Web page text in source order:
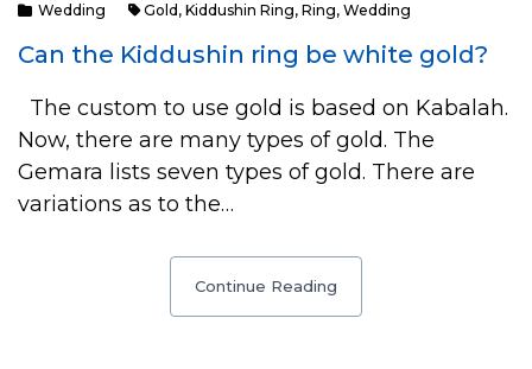
Wedding Gold , Kiddushin Ring, Ring, Wedding
Can the Kiddushin ring be white gold?
The custom to use gold is based on Kabalah.
Now, there are many types of gold. The
Gemara lists seven types of gold. There are
variations as to the…
Continue Reading